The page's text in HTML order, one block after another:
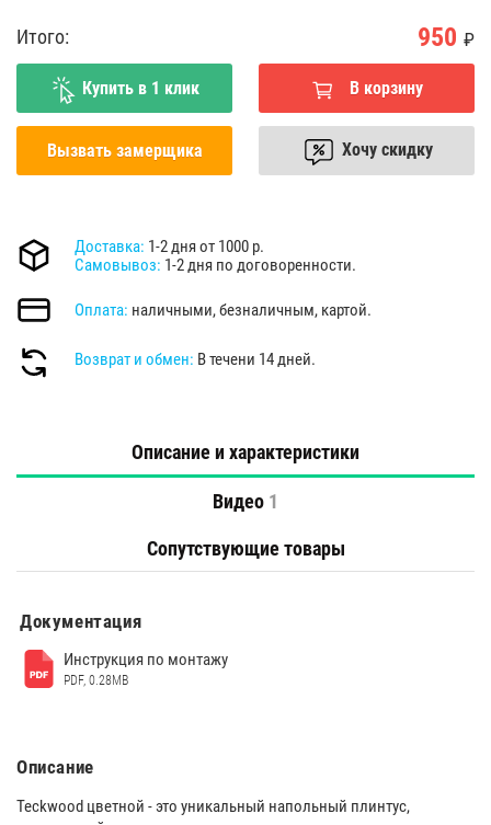
Итого: 950 ₽
Купить в 1 клик В корзину
Вызвать замерщика Хочу скидку
Доставка: 1-2 дня от 1000 р.
Самовывоз: 1-2 дня по договоренности.
Оплата: наличными, безналичным, картой.
Возврат и обмен: В течени 14 дней.
Описание и характеристики
Видео 1
Сопутствующие товары
Документация
Инструкция по монтажу
PDF, 0.28MB
Описание
Teckwood цветной - это уникальный напольный плинтус,